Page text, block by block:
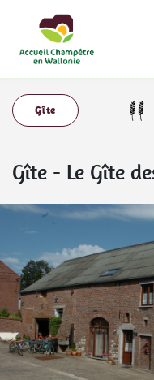
Gîte
Gîte - Le Gîte